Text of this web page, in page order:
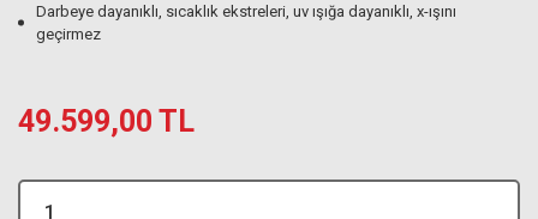
Darbeye dayanıklı, sıcaklık ekstreleri, uv ışığa dayanıklı, x-ışını
geçirmez
49.599,00 TL